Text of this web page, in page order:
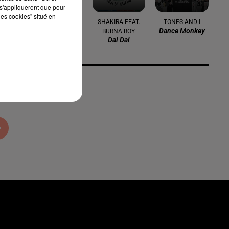
SHAKIRA FEAT.
BURNA BOY
Dai Dai
TONES AND I
Dance Monkey
que pour
cookies" situé en